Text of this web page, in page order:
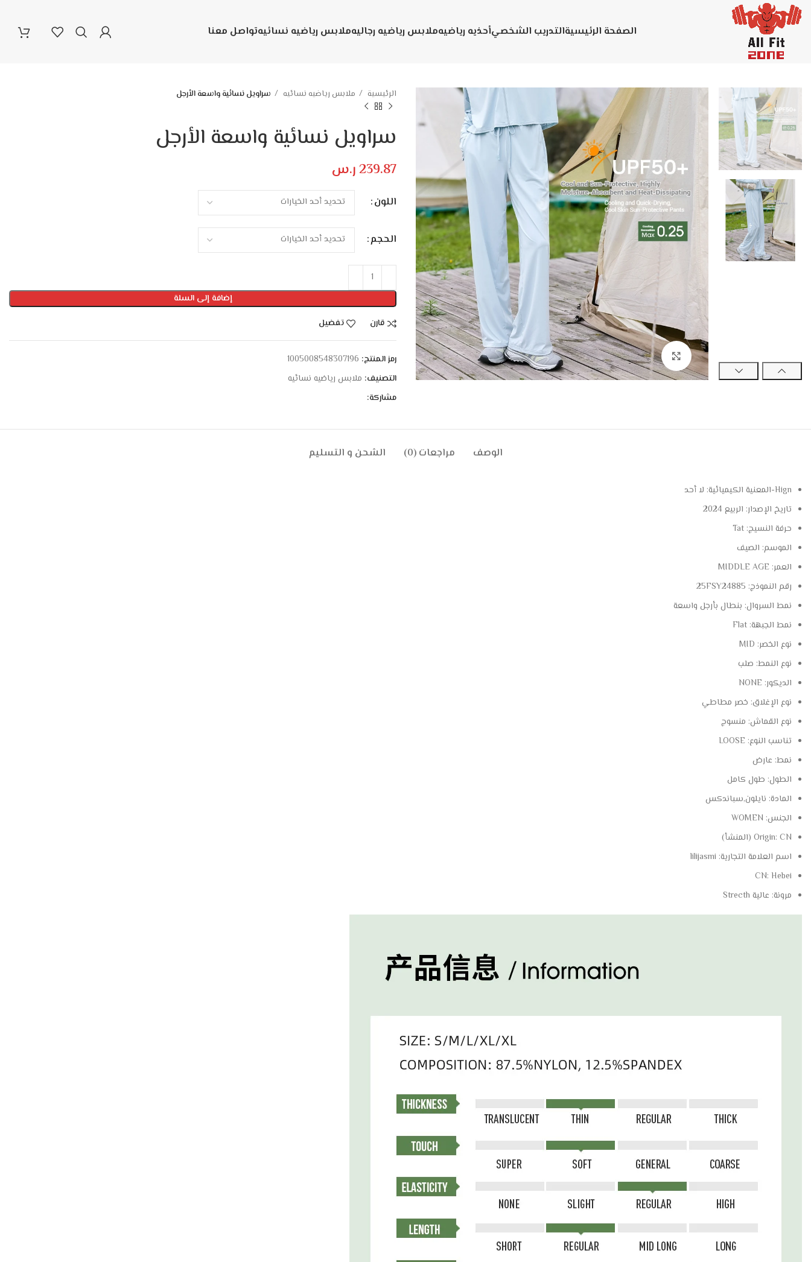
الصفحة الرئيسيةالتدريب الشخصيأحذيه رياضيهملابس رياضيه رجاليهملابس رياضيه نسائيهتواصل معنا
Click to enlarge
الرئيسية ملابس رياضيه نسائيه سراويل نسائية واسعة الأرجل
سراويل نسائية واسعة الأرجل
239.87 ر.س
اللون
الحجم
إضافة إلى السلة
قارن
تفضيل
رمز المنتج: 1005008548307196
التصنيف: ملابس رياضيه نسائيه
مشاركة:
الوصف مراجعات (0) الشحن و التسليم
Hign-المعنية الكيميائية:
لا أحد
تاريخ الإصدار: الربيع 2024
حرفة النسيج: Tat
الموسم: الصيف
العمر: MIDDLE AGE
رقم النموذج: 25FSY24885
نمط السروال: بنطال بأرجل واسعة
نمط الجبهة: Flat
نوع الخصر: MID
نوع النمط: صلب
الديكور: NONE
نوع الإغلاق: خصر مطاطي
نوع القماش: منسوج
تناسب النوع: LOOSE
نمط: عارض
الطول: طول كامل
المادة: نايلون,سباندكس
الجنس: WOMEN
Origin: CN (المنشأ)
اسم العلامة التجارية: lilijasmi
CN: Hebei
مرونة: عالية Strecth